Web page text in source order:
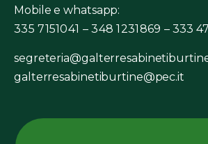
Mobile e whatsapp:
335 7151041 – 348 1231869 –333
galterresabinetiburtine@pec.it